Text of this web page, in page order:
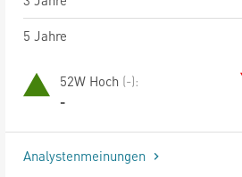
5 Jahre
52W Hoch (-):
-
Analystenmeinungen